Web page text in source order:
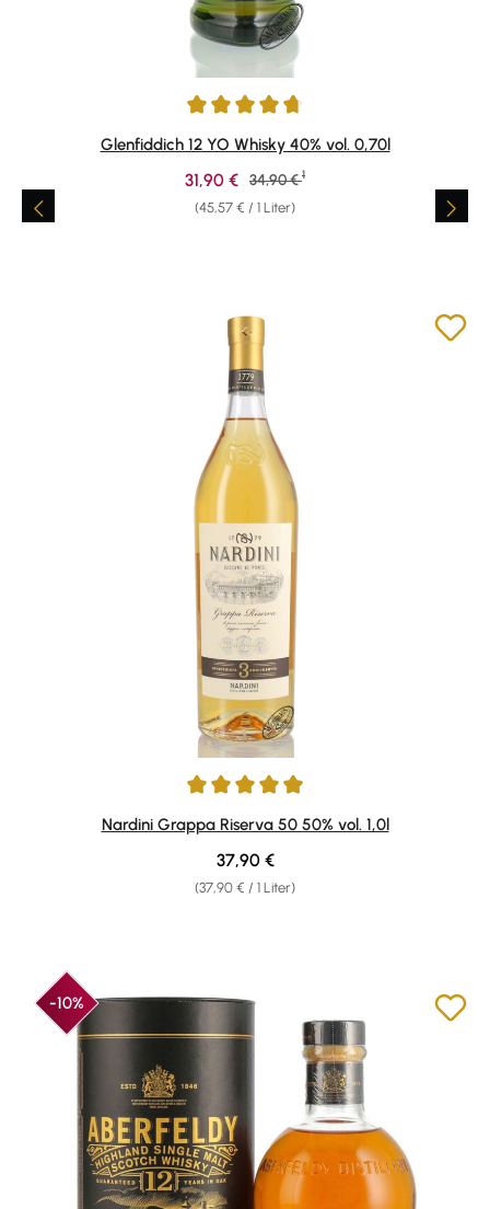
Durchschnittliche Bewertung von 4.8 von 5 Sternen
Glenfiddich 12 YO Whisky 40% vol. 0,70l
(45,57 € / 1 Liter)
Verkaufspreis:
31,90 € Regulärer Preis:
34,90 € 1
Durchschnittliche Bewertung von 4.9 von 5 Sternen
Nardini Grappa Riserva 50 50% vol. 1,0l
(37,90 € / 1 Liter)
Regulärer Preis:
37,90 €
-10%